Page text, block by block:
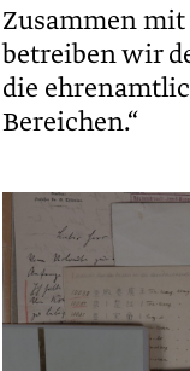
Zusammen
betreiben wir
die
Bereichen.“